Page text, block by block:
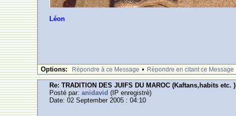
Léon
Options: Rèpondre à ce Message • Rèpondre en citant ce Message
Re: TRADITION DES JUIFS DU MAROC (Kaftans,habits etc. )
Posté par:anidavid (IP enregistrè)
Date: 02 September 2005 : 04:10